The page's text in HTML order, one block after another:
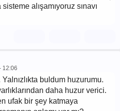
alışamıyoruz sınavı
12:06
Yalnızlıkta buldum huzurumu.
daha huzur verici.
ufak bir şey katmaya